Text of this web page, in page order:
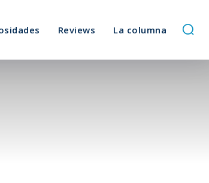
Reviews La columna